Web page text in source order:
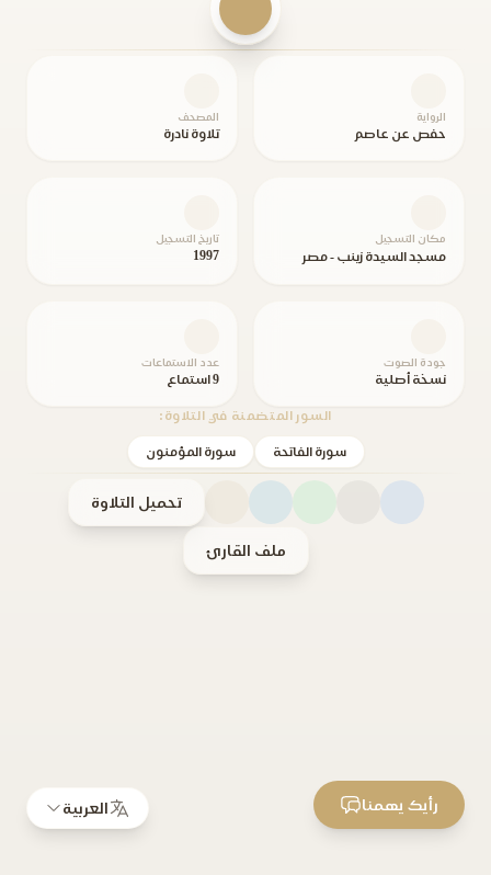
الرواية
حفص عن عاصم
المصحف
تلاوة نادرة
مكان التسجيل
مسجد السيدة زينب - مصر
تاريخ التسجيل
1997
جودة الصوت
نسخة أصلية
عدد الاستماعات
9 استماع
السور المتضمنة في التلاوة:
سورة الفاتحة سورة المؤمنون
تحميل التلاوة
ملف القارئ
العربية رأيك يهمنا